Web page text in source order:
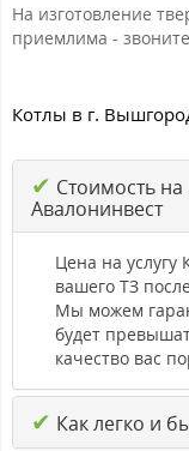
На изготовление
приемлима -
Котлы в г.
✔ Стоимость
Авалонинвест
Цена на
вашего ТЗ
Мы можем
будет
качество вас
✔ Как легко и